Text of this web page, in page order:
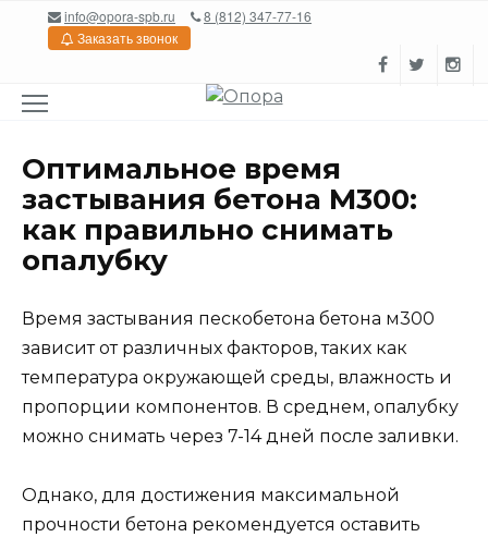
Перейтиinfo@opora-spb.ru
8 (812) 347-77-16
Заказать звонок
Оптимальное время
застывания бетона М300:
как правильно снимать
опалубку
Время застывания пескобетона бетона м300
зависит от различных факторов, таких как
температура окружающей среды, влажность и
пропорции компонентов. В среднем, опалубку
можно снимать через 7-14 дней после заливки.
Однако, для достижения максимальной
прочности бетона рекомендуется оставить